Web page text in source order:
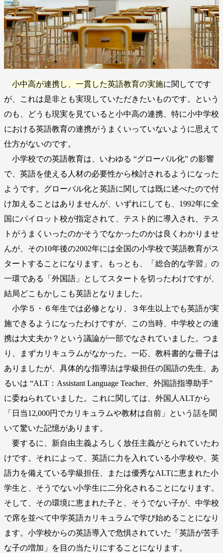
小中高が連携し、一貫した英語教育の実施に関してです
が、これは是非とも実現していただきたいものです。という
のも、どうも現実を見ていると小中高の連携、特に小中学校
における英語教育の連携がうまくいっていないように思えて
仕方がないのです。
小学校での英語教育は、いわゆる “グローバル化” の影響
で、英語を使える人材の必要性から検討されるようになった
ようです。グローバル化と英語に関しては既に述べたので付
け加えることはありませんが、いずれにしても、1992年に全
国にパイロット校が指定されて、テスト的に導入され、テス
トがうまくいったのかそうでなかったのかは良くわかりませ
んが、その10年後の2002年には全国の小学校で英語教育がス
タートすることになります。もっとも、「総合的な学習」の
一環である「外国語」としてスタートを切ったわけですが、
結局どこもかしこも英語となりました。
小学５・６年生では必修となり、３年生以上でも英語が実
施できるようになったわけですが、この当時、中学校との連
携は大丈夫か？という議論が一部でなされていました。つま
り、まずカリキュラムがなかった。一応、教科書的な冊子は
ありましたが、具体的な指導法は学級担任の国語の先生、あ
るいは “ALT：Assistant Language Teacher、外国語指導助手”
に委ねられていました。これに関しては、外国人ALTから
「日当12,000円でカリキュラムや教材は自前」という話を聞
いて驚いた記憶があります。
要するに、新自由主義よろしく放任主義がとられていたわ
けです。それによって、英語に力を入れている小学校や、英
語力を備えている学級担任、または優秀なALTに恵まれた小
学生と、そうでない小学生に二分化されることになります。
そして、その環境に恵まれた子と、そうでない子が、中学校
で席を並べて中学英語カリキュラムで学び始めることになり
ます。小学校からの英語導入で危惧されていた「英語が苦手
な子の増加」を目の当たりにすることになります。